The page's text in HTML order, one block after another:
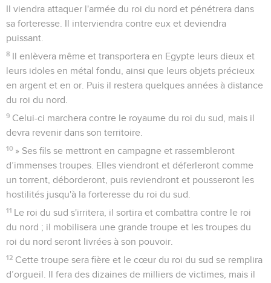
Il viendra attaquer l'armée du roi du nord et pénétrera dans
sa forteresse. Il interviendra contre eux et deviendra
puissant.
8 Il enlèvera même et transportera en Egypte leurs dieux et
leurs idoles en métal fondu, ainsi que leurs objets précieux
en argent et en or. Puis il restera quelques années à distance
du roi du nord.
9 Celui-ci marchera contre le royaume du roi du sud, mais il
devra revenir dans son territoire.
10 » Ses fils se mettront en campagne et rassembleront
d’immenses troupes. Elles viendront et déferleront comme
un torrent, déborderont, puis reviendront et pousseront les
hostilités jusqu'à la forteresse du roi du sud.
11 Le roi du sud s'irritera, il sortira et combattra contre le roi
du nord ; il mobilisera une grande troupe et les troupes du
roi du nord seront livrées à son pouvoir.
12 Cette troupe sera fière et le cœur du roi du sud se remplira
d’orgueil. Il fera des dizaines de milliers de victimes, mais il